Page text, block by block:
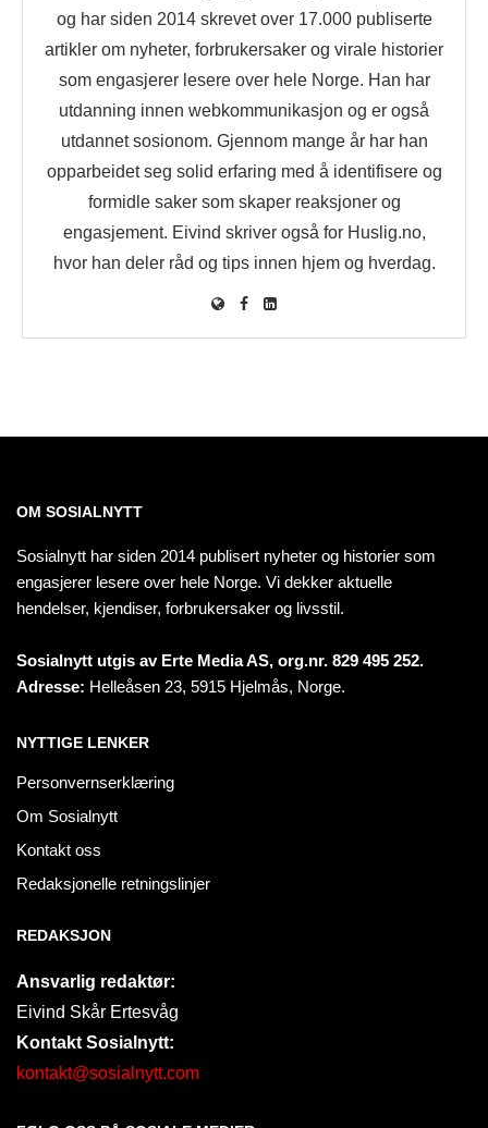
og har siden 2014 skrevet over 17.000 publiserte
artikler om nyheter, forbrukersaker og virale historier
som engasjerer lesere over hele Norge. Han har
utdanning innen webkommunikasjon og er også
utdannet sosionom. Gjennom mange år har han
opparbeidet seg solid erfaring med å identifisere og
formidle saker som skaper reaksjoner og
engasjement. Eivind skriver også for Huslig.no,
hvor han deler råd og tips innen hjem og hverdag.
OM SOSIALNYTT
Sosialnytt har siden 2014 publisert nyheter og historier som
engasjerer lesere over hele Norge. Vi dekker aktuelle
hendelser, kjendiser, forbrukersaker og livsstil.
Sosialnytt utgis av Erte Media AS, org.nr. 829 495 252.
Adresse: Helleåsen 23, 5915 Hjelmås, Norge.
NYTTIGE LENKER
Personvernserklæring
Om Sosialnytt
Kontakt oss
Redaksjonelle retningslinjer
REDAKSJON
Ansvarlig redaktør:
Eivind Skår Ertesvåg
Kontakt Sosialnytt:
kontakt@sosialnytt.com